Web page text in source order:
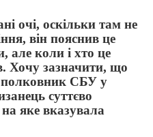
очі, оскільки там не
він пояснив це
але коли і хто це
Хочу зазначити, що
полковник СБУ у
суттєво
на яке вказувала